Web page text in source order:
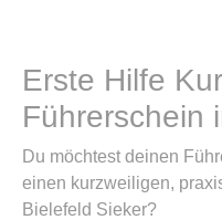
Erste Hilfe
Führerschein
Du möchtest deinen
einen kurzweiligen,
Bielefeld Sieker?